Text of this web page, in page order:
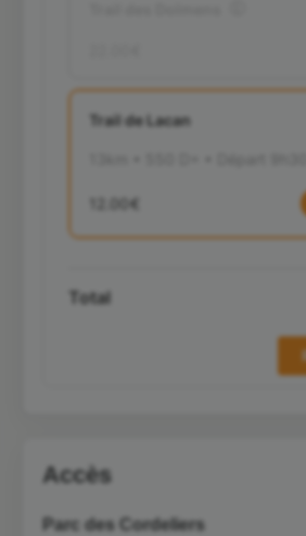
Accès
Parc des Cordeliers